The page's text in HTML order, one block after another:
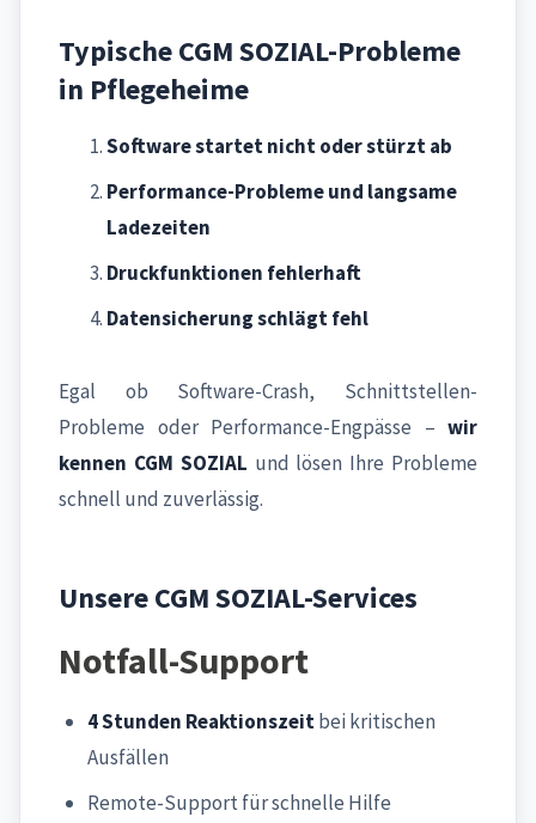
Typische CGM SOZIAL-Probleme
in Pflegeheime
Software startet nicht oder stürzt ab
Performance-Probleme und langsame
Ladezeiten
Druckfunktionen fehlerhaft
Datensicherung schlägt fehl
Egal ob Software-Crash, Schnittstellen-
Probleme oder Performance-Engpässe – wir
kennen CGM SOZIAL und lösen Ihre Probleme
schnell und zuverlässig.
Unsere CGM SOZIAL-Services
Notfall-Support
4 Stunden Reaktionszeitbei kritischen
Ausfällen
Remote-Support für schnelle Hilfe